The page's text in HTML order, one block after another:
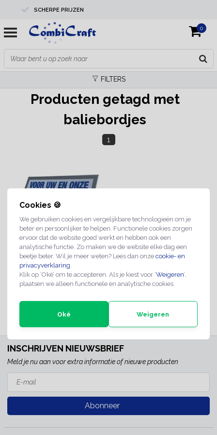
Cookies 🍪
We gebruiken cookies en vergelijkbare technologieën om je
beter en persoonlijker te helpen. Functionele cookies zorgen
ervoor dat de website goed werkt en hebben ook een
analytische functie. Zo maken we de website elke dag een
beetje beter. Wil je meer weten? Lees dan onze cookie- en
privacyverklaring.
Klik op ‘Oké’ om te accepteren. Als je kiest voor ‘Weigeren’,
plaatsen we alleen functionele en analytische cookies.
Oké Weigeren
SCHERPE PRIJZEN
PROFESSIONELE KWALITEIT
EXPERTS IN MAATWERK
0
FILTERS
Producten getagd met
baliebordjes
1
Baliebordje alleen
pinnen
€4,95
Direct leverbaar
INSCHRIJVEN NIEUWSBRIEF
Meld je nu aan voor extra informatie of nieuwe producten
Abonneer